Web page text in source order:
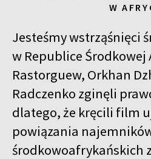
W
Jesteśmy wstrząśnięci
w Republice
Rastorguew, Orkhan
Radczenko zginęli
dlatego, że kręcili film
powiązania
środkowoafrykańskich